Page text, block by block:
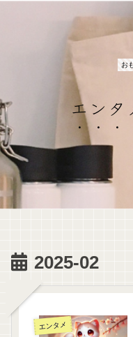
お
エンタ
2025-02
エンタメ